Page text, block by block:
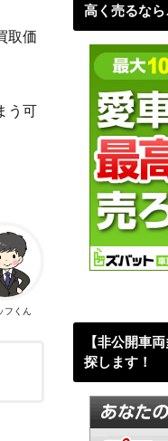
取価
う可
フくん
高く売るなら
【非公開車
探します！